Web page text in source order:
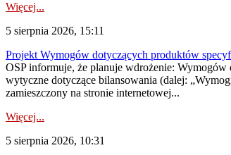
Więcej...
5 sierpnia 2026, 15:11
Projekt Wymogów dotyczących produktów
OSP informuje, że planuje wdrożenie:
wytyczne dotyczące bilansowania (dalej:
zamieszczony na stronie internetowej...
Więcej...
5 sierpnia 2026, 10:31